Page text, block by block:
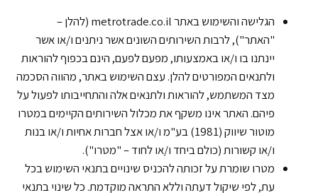
הגלישה והשימוש באתר metrotrade.co.il (להלן –
"האתר"), לרבות השירותים השונים אשר ניתנים ו/או אשר
יינתנו בו ו/או באמצעותו, מפעם לפעם, הינם בכפוף להוראות
ולתנאים המפורטים להלן. עצם השימוש באתר, מהווה הסכמה
מצד המשתמש, להוראות ולתנאים אלה והתחייבותו לפעול על
פיהם. האתר אינו משקף את מכלול השירותים הקיימים במטרו
מוטור שיווק (1981) בע"מ ו/או אצל חברות אחיות ו/או בנות
ו/או קשורות (כולם ביחד ו/או לחוד – "מטרו").
מטרו שומרת על זכותה להכניס שינויים בתנאי השימוש בכל
עת, לפי שיקול דעתה וללא התראה מוקדמת. כל שינוי בתנאי